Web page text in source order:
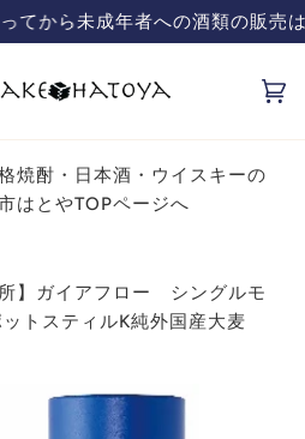
飲酒は20歳になってから
本酒、焼酎販売「ハトヤ」のオン
カ
ー
焼酎・日本酒・ウイスキーの
はとやTOPページへ
所】ガイアフロー シングルモ
トスティルK純外国産大麦